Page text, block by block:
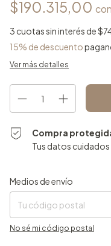
$190.315,00 con
3 cuotas sin interés de
15% de descuento
Ver más detalles
Compra
Tus datos
Entregas para el CP:
Medios de envío
No sé mi código postal